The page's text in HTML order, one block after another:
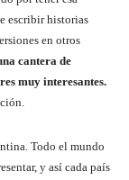
escribir historias
en otros
cantera de
muy interesantes.
Todo el mundo
y así cada país